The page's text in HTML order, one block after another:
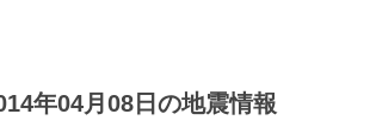
年04月08日の地震情報